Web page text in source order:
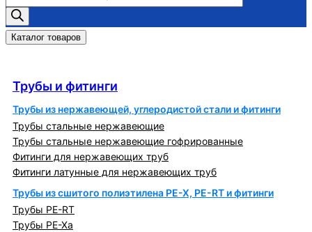
товаров
Каталог товаров
Трубы и фитинги
Трубы из нержавеющей, углеродистой стали и фитинги
Трубы стальные нержавеющие
Трубы стальные нержавеющие гофрированные
Фитинги для нержавеющих труб
Фитинги латунные для нержавеющих труб
Трубы из сшитого полиэтилена PE-X, PE-RT и фитинги
Трубы PE-RT
Трубы PE-Xa